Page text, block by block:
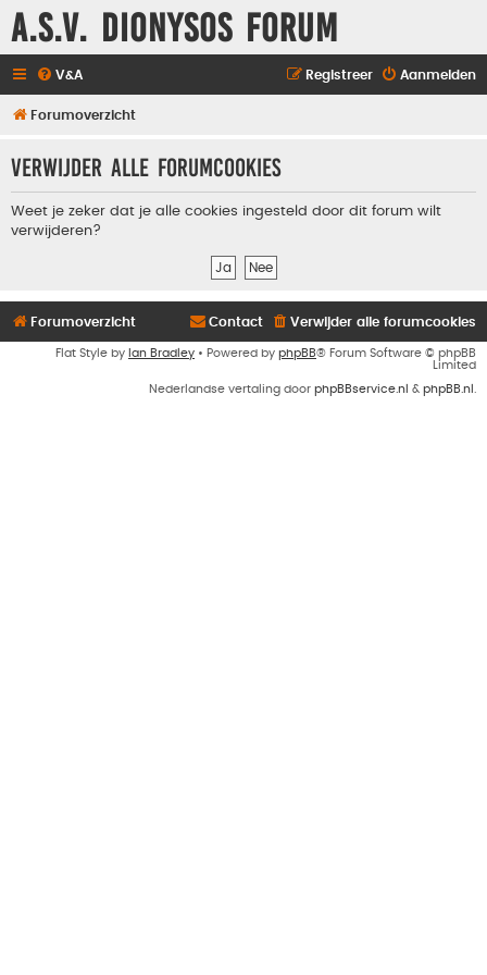
A.S.V. Dionysos Forum
V&A Aanmelden
Registreer
Forumoverzicht
Verwijder alle forumcookies
Weet je zeker dat je alle cookies ingesteld door dit forum wilt
verwijderen?
Forumoverzicht Verwijder alle forumcookies
Contact
Flat Style by Ian Bradley • Powered by phpBB® Forum Software © phpBB
Limited
Nederlandse vertaling door phpBBservice.nl & phpBB.nl